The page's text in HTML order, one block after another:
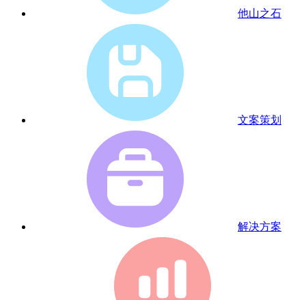
他山之石
文案策划
解决方案